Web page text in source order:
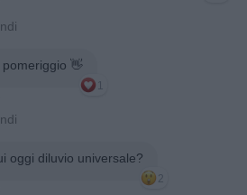
pomeriggio 👋
1
oggi diluvio universale?
2